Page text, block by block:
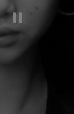
動画を一時停止